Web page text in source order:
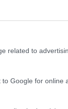
related to
Google for online
μόνο 2